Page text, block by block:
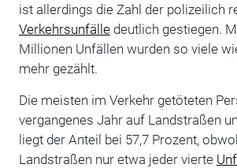
ist allerdings die Zahl der polizeilich
Verkehrsunfälledeutlich gestiegen.
Millionen Unfällen wurden so viele
mehr gezählt.
Die meisten im Verkehr getöteten
vergangenes Jahr auf Landstraßen
liegt der Anteil bei 57,7 Prozent,
Landstraßen nur etwa jeder vierte